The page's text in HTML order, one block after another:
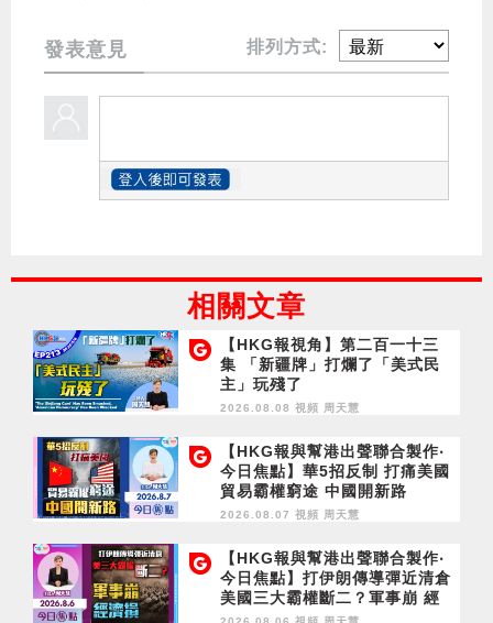
發表意見 排列方式:
相關文章
【HKG報視角】第二百一十三
集 「新疆牌」打爛了「美式民
主」玩殘了
2026.08.08 視頻 周天慧
【HKG報與幫港出聲聯合製作‧
今日焦點】華5招反制 打痛美國
貿易霸權窮途 中國開新路
2026.08.07 視頻 周天慧
【HKG報與幫港出聲聯合製作‧
今日焦點】打伊朗傳導彈近清倉
美國三大霸權斷二？軍事崩 經
濟損